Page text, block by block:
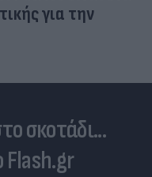
για την
σκοτάδι...
Flash.gr